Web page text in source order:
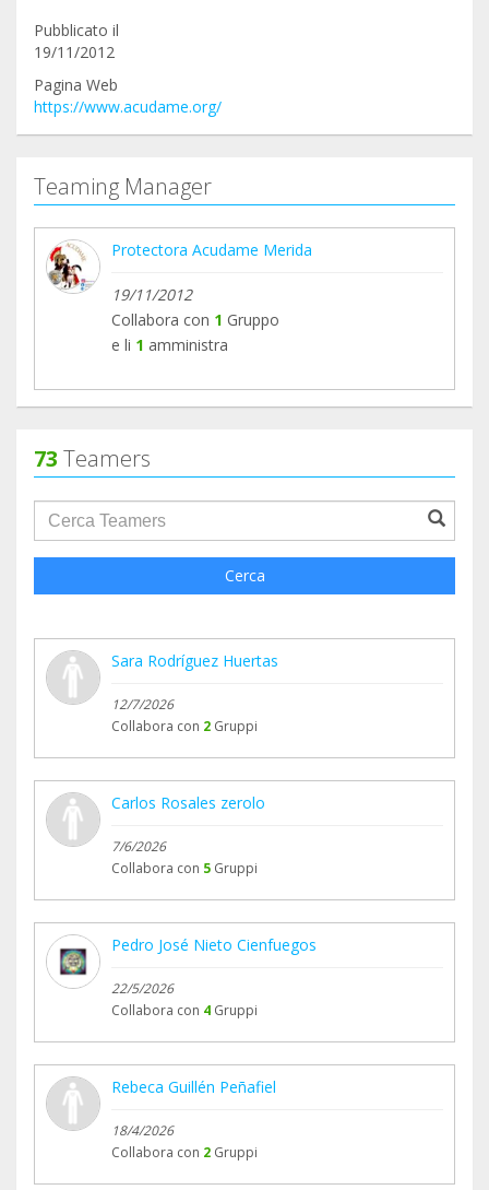
Pubblicato il
19/11/2012
Pagina Web
https://www.acudame.org/
Teaming Manager
Protectora Acudame Merida
19/11/2012
Collabora con 1 Gruppo
e li 1 amministra
73 Teamers
groupProfile.searchForm.search.text???
Cerca
Sara Rodríguez Huertas
12/7/2026
Collabora con 2 Gruppi
Carlos Rosales zerolo
7/6/2026
Collabora con 5 Gruppi
Pedro José Nieto Cienfuegos
22/5/2026
Collabora con 4 Gruppi
Rebeca Guillén Peñafiel
18/4/2026
Collabora con 2 Gruppi